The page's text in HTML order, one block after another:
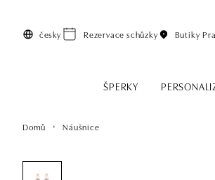
česky Rezervace schůzky Butiky
ŠPERKY
Domů Náušnice